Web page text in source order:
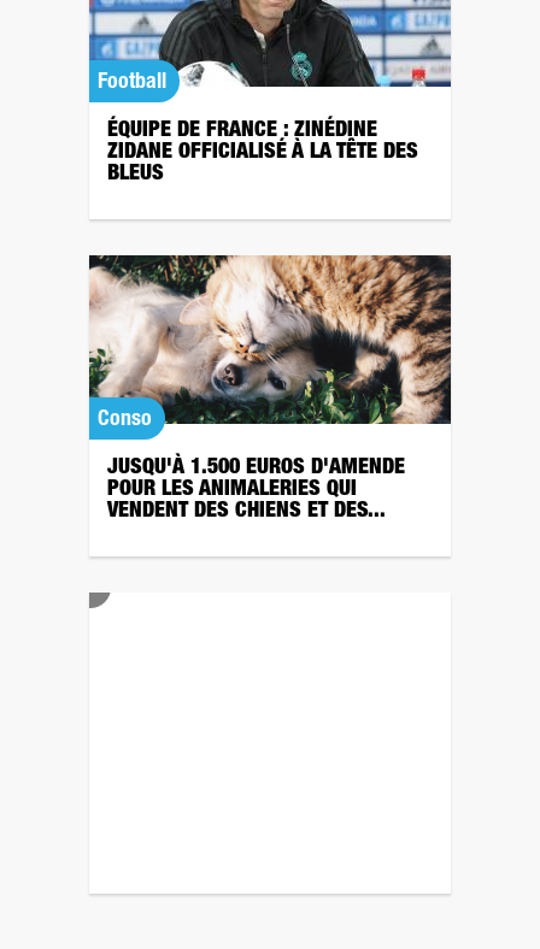
Football
ÉQUIPE DE FRANCE : ZINÉDINE
ZIDANE OFFICIALISÉ À LA TÊTE DES
BLEUS
Conso
JUSQU'À 1.500 EUROS D'AMENDE
POUR LES ANIMALERIES QUI
VENDENT DES CHIENS ET DES...